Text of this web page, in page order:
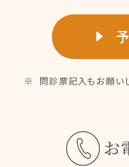
問診票記入もお願い
お